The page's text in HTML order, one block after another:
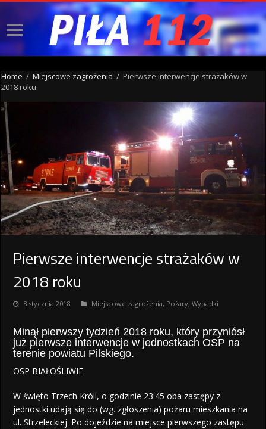
Home / Miejscowe zagrożenia / Pierwsze interwencje strażaków w
2018 roku
Pierwsze interwencje strażaków w
2018 roku
8 stycznia 2018 Miejscowe zagrożenia, Pożary,Wypadki
Minął pierwszy tydzień 2018 roku, który przyniósł
już pierwsze interwencje w jednostkach OSP na
terenie powiatu Pilskiego.
OSP BIAŁOŚLIWIE
W święto Trzech Króli, o godzinie 23:45 oba zastępy z
jednostki udają się do (wg. zgłoszenia) pożaru mieszkania na
ul. Strzeleckiej. Po dojeździe na miejsce pierwszego zastępu